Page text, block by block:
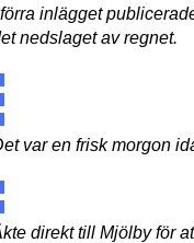
inlägget
nedslaget av regnet.
var en frisk morgon
direkt till Mjölby för